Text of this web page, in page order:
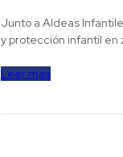
Junto a Aldeas
y protección infantil en
Leer más